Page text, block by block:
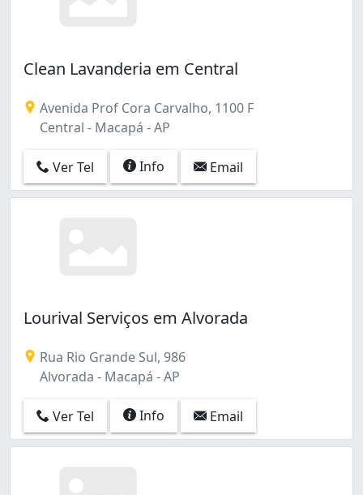
Clean Lavanderia em Central
Avenida Prof Cora Carvalho, 1100 F
Central - Macapá - AP
Ver Tel Info Email
Lourival Serviços em Alvorada
Rua Rio Grande Sul, 986
Alvorada - Macapá - AP
Ver Tel Info Email